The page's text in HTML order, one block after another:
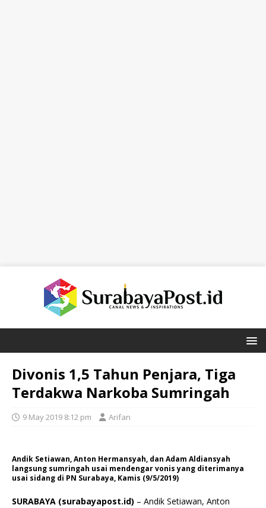
Divonis 1,5 Tahun Penjara, Tiga
Terdakwa Narkoba Sumringah
9 May 2019 8:12 pm Arifan
Andik Setiawan, Anton Hermansyah, dan Adam Aldiansyah
langsung sumringah usai mendengar vonis yang diterimanya
usai sidang di PN Surabaya, Kamis (9/5/2019)
SURABAYA (surabayapost.id) – Andik Setiawan, Anton